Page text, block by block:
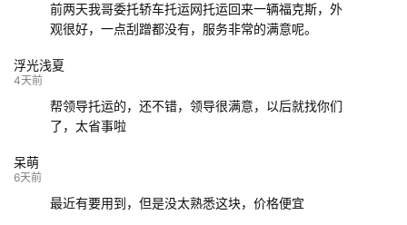
前两天我哥委托轿车托运网托运回来一辆福克斯，外
观很好，一点刮蹭都没有，服务非常的满意呢。
浮光浅夏
4天前
帮领导托运的，还不错，领导很满意，以后就找你们
了，太省事啦
呆萌
6天前
最近有要用到，但是没太熟悉这块，价格便宜